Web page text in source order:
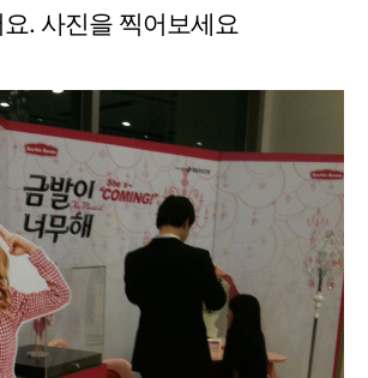
. 사진을 찍어보세요